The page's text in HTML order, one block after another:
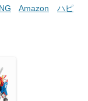
Amazon
ハピ